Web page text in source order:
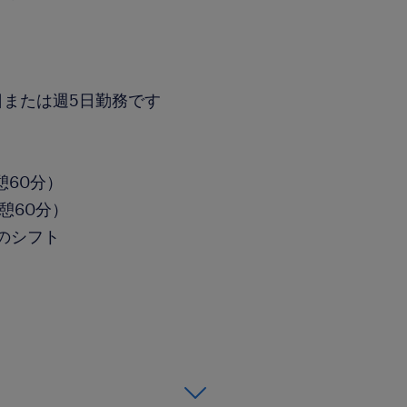
たは週5日勤務です
分）
60分）
シフト